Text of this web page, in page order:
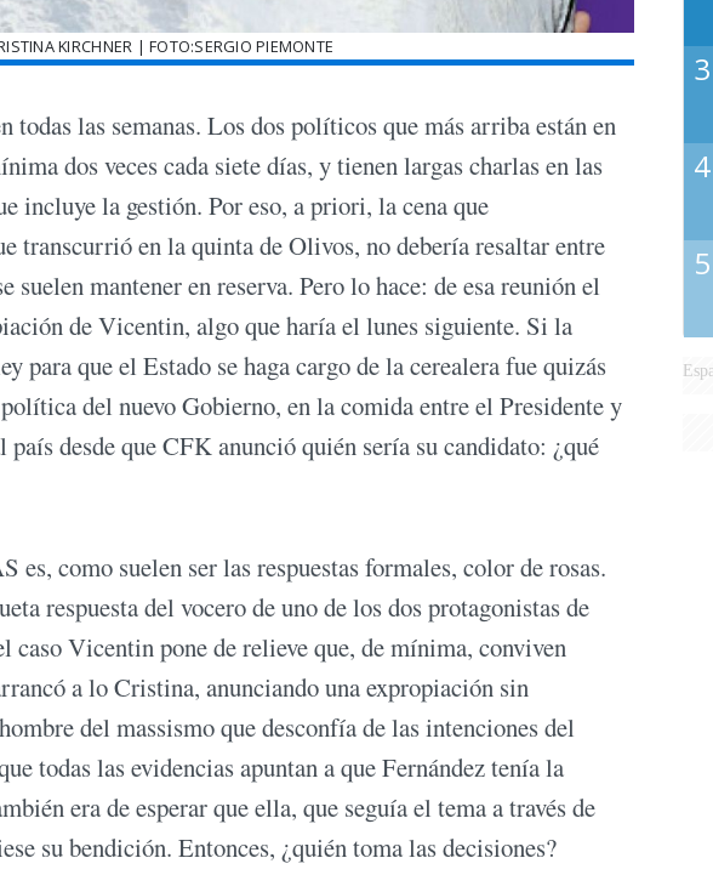
KIRCHNER | FOTO:SERGIO PIEMONTE
las semanas. Los dos políticos que más arriba están en
dos veces cada siete días, y tienen largas charlas en las
incluye la gestión. Por eso, a priori, la cena que
transcurrió en la quinta de Olivos, no debería resaltar entre
mantener en reserva. Pero lo hace: de esa reunión el
de Vicentin, algo que haría el lunes siguiente. Si la
para que el Estado se haga cargo de la cerealera fue quizás
del nuevo Gobierno, en la comida entre el Presidente y
desde que CFK anunció quién sería su candidato: ¿qué
como suelen ser las respuestas formales, color de rosas.
respuesta del vocero de uno de los dos protagonistas de
caso Vicentin pone de relieve que, de mínima, conviven
a lo Cristina, anunciando una expropiación sin
del massismo que desconfía de las intenciones del
todas las evidencias apuntan a que Fernández tenía la
era de esperar que ella, que seguía el tema a través de
su bendición. Entonces, ¿quién toma las decisiones?
3
4
5